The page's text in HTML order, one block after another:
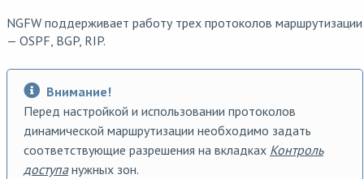
NGFW поддерживает работу трех протоколов маршрутизации
— OSPF, BGP, RIP.
Внимание!
Перед настройкой и использовании протоколов
динамической маршрутизации необходимо задать
соответствующие разрешения на вкладках Контроль
доступанужных зон.